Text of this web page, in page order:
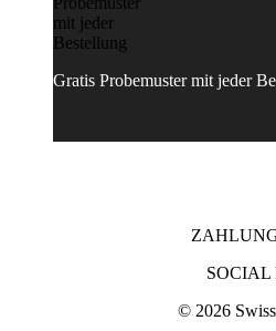
Gratis Probemuster mit jeder
SOCIAL
© 2026